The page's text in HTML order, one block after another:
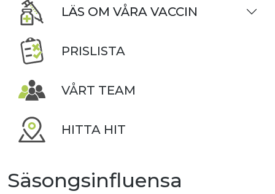
LÄS OM VÅRA VACCIN
PRISLISTA
VÅRT TEAM
HITTA HIT
Säsongsinfluensa